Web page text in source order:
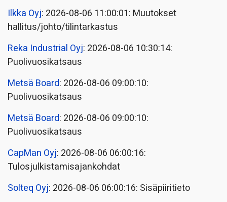
Ilkka Oyj: 2026-08-06 11:00:01: Muutokset
hallitus/johto/tilintarkastus
Reka Industrial Oyj: 2026-08-06 10:30:14:
Puolivuosikatsaus
Metsä Board: 2026-08-06 09:00:10:
Puolivuosikatsaus
Metsä Board: 2026-08-06 09:00:10:
Puolivuosikatsaus
CapMan Oyj: 2026-08-06 06:00:16:
Tulosjulkistamisajankohdat
Solteq Oyj: 2026-08-06 06:00:16: Sisäpiiritieto